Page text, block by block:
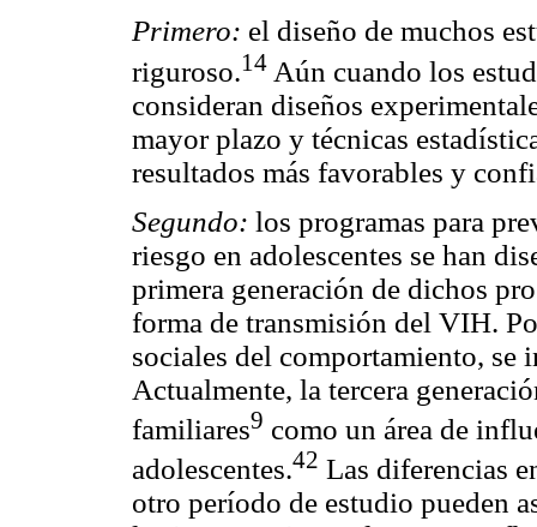
Primero: el diseño de muchos
riguroso.14 Aún cuando los
consideran diseños
mayor plazo y técnicas
resultados más favorables y
Segundo: los programas para
riesgo en adolescentes se han
primera generación de dichos
forma de transmisión del VIH.
sociales del comportamiento,
Actualmente, la tercera
familiares9 como un área de
adolescentes.42 Las diferencias
otro período de estudio pueden